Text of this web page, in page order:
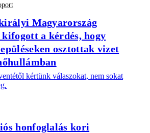
Magyarország
kifogott a kérdés, hogy
osztottak vizet
kértünk válaszokat, nem sokat
honfoglalás kori